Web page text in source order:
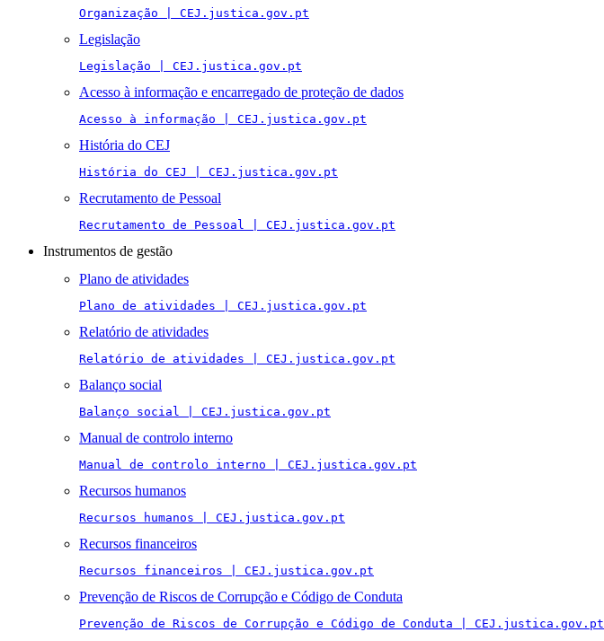
Organização | CEJ.justica.gov.pt
Legislação
Legislação | CEJ.justica.gov.pt
Acesso à informação e encarregado de proteção de dados
Acesso à informação | CEJ.justica.gov.pt
História do CEJ
História do CEJ | CEJ.justica.gov.pt
Recrutamento de Pessoal
Recrutamento de Pessoal | CEJ.justica.gov.pt
Instrumentos de gestão
Plano de atividades
Plano de atividades | CEJ.justica.gov.pt
Relatório de atividades
Relatório de atividades | CEJ.justica.gov.pt
Balanço social
Balanço social | CEJ.justica.gov.pt
Manual de controlo interno
Manual de controlo interno | CEJ.justica.gov.pt
Recursos humanos
Recursos humanos | CEJ.justica.gov.pt
Recursos financeiros
Recursos financeiros | CEJ.justica.gov.pt
Prevenção de Riscos de Corrupção e Código de Conduta
Prevenção de Riscos de Corrupção e Código de Conduta | CEJ.justica.gov.pt